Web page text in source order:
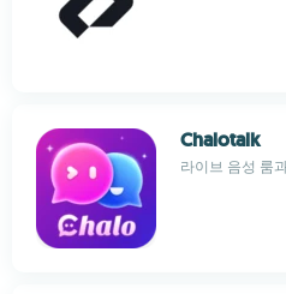
Chalotalk
라이브 음성 룸